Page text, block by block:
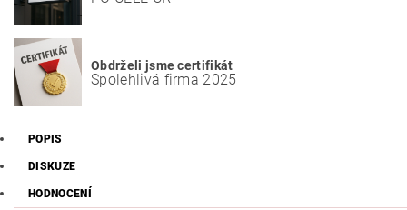
Obdrželi jsme certifikát
Spolehlivá firma 2025
POPIS
DISKUZE
HODNOCENÍ